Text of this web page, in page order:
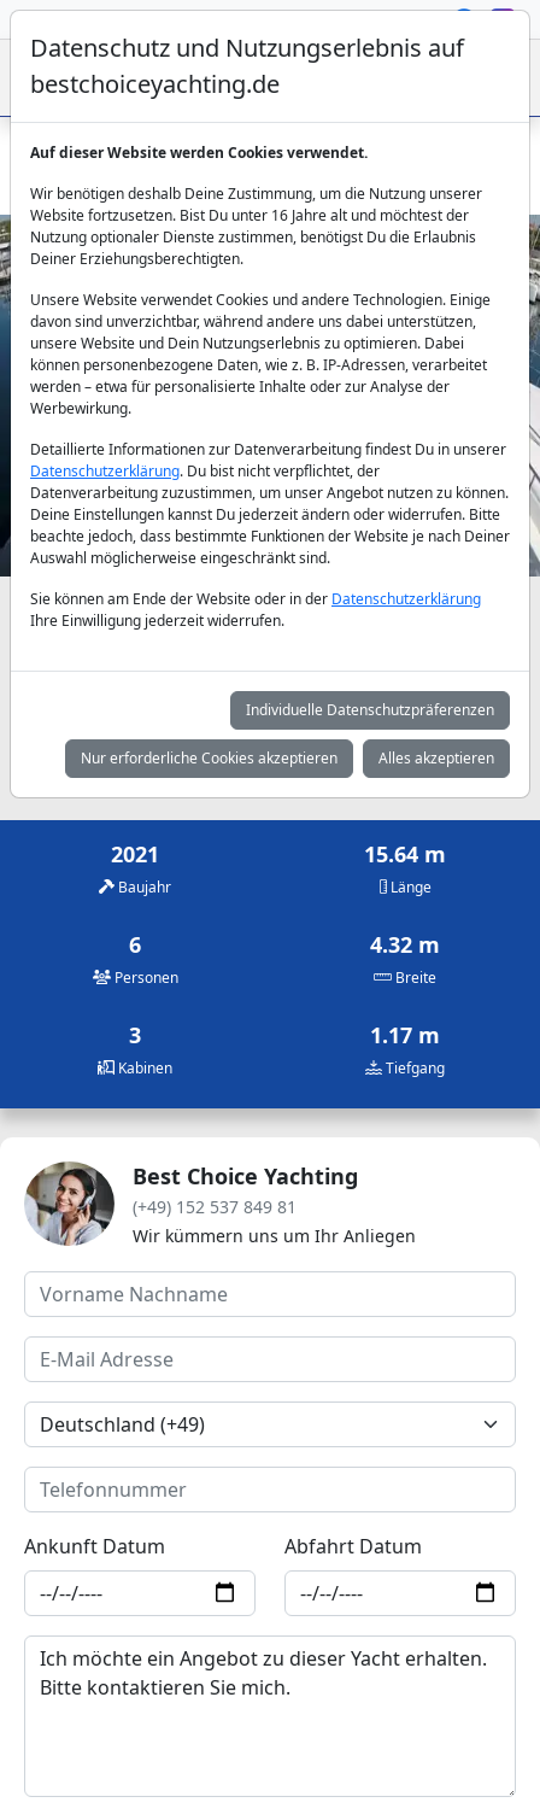
Fairline Squadron 50 Get Lucky – 15.64m ab Sibenik mieten
Previous
Verfügbarkeiten und Tagespreise nach Absprache
Mai Juni
2.645 €
Juli
2.795 €
August
2.795 €
September
2.320 €
Oktober
2.320 €
2021
Baujahr
15.64 m
Länge
6
Personen
4.32 m
Breite
3
Kabinen
1.17 m
Tiefgang
Best Choice Yachting
(+49) 152 537 849 81
Wir kümmern uns um Ihr Anliegen
Ankunft Datum Abfahrt Datum
Datenschutz und Nutzungserlebnis auf
bestchoiceyachting.de
Auf dieser Website werden Cookies verwendet.
Wir benötigen deshalb Deine Zustimmung, um die Nutzung unserer
Website fortzusetzen. Bist Du unter 16 Jahre alt und möchtest der
Nutzung optionaler Dienste zustimmen, benötigst Du die Erlaubnis
Deiner Erziehungsberechtigten.
Unsere Website verwendet Cookies und andere Technologien. Einige
davon sind unverzichtbar, während andere uns dabei unterstützen,
unsere Website und Dein Nutzungserlebnis zu optimieren. Dabei
können personenbezogene Daten, wie z. B. IP-Adressen, verarbeitet
werden – etwa für personalisierte Inhalte oder zur Analyse der
Werbewirkung.
Detaillierte Informationen zur Datenverarbeitung findest Du in unserer
Datenschutzerklärung. Du bist nicht verpflichtet, der
Datenverarbeitung zuzustimmen, um unser Angebot nutzen zu können.
Deine Einstellungen kannst Du jederzeit ändern oder widerrufen. Bitte
beachte jedoch, dass bestimmte Funktionen der Website je nach Deiner
Auswahl möglicherweise eingeschränkt sind.
Sie können am Ende der Website oder in der Datenschutzerklärung
Ihre Einwilligung jederzeit widerrufen.
Individuelle Datenschutzpräferenzen
Nur erforderliche Cookies akzeptieren Alles akzeptieren